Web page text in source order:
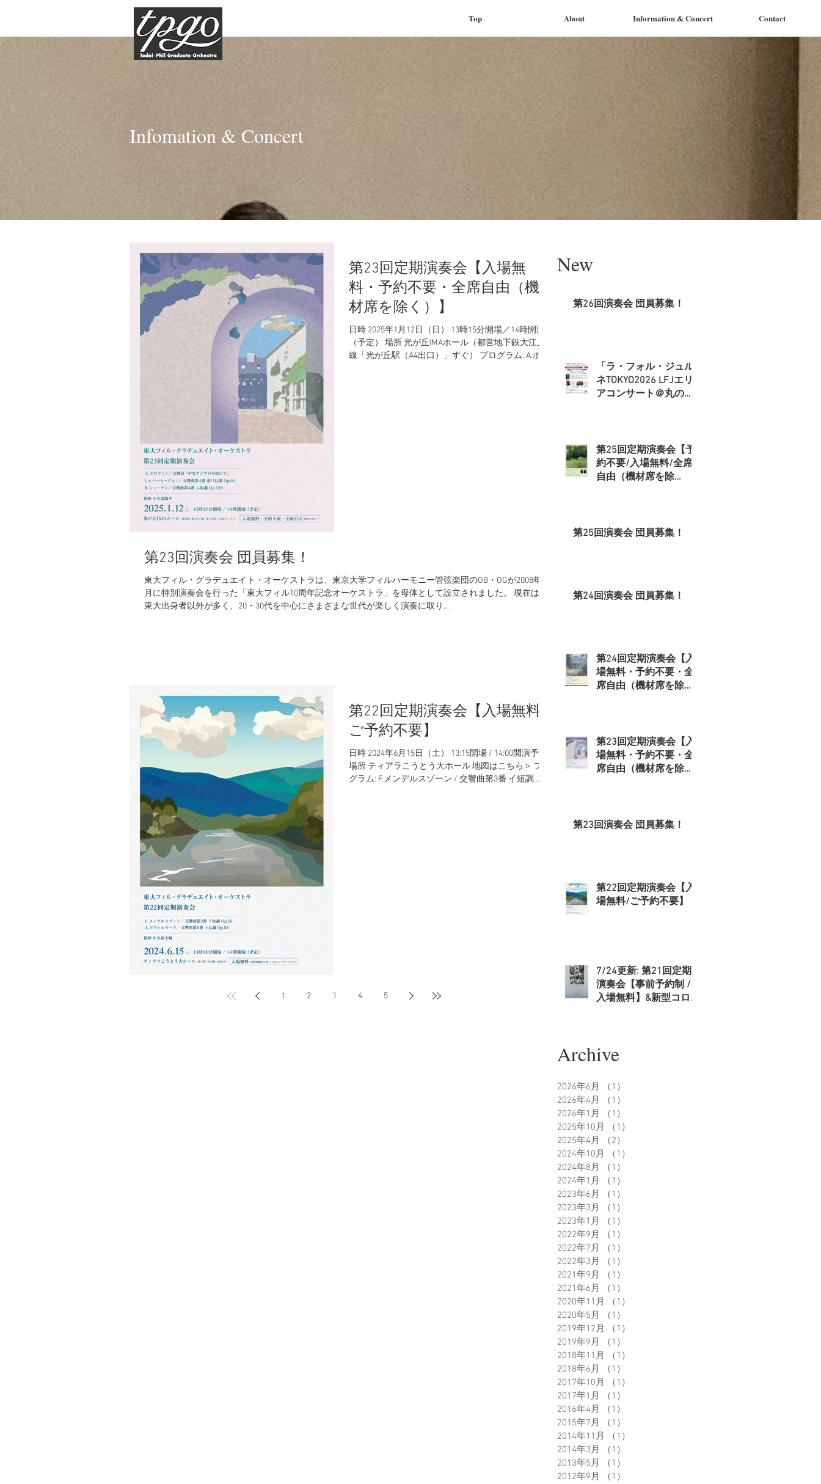
Top About Information & Concert Contact
Infomation & Concert
New
第26回演奏会 団員募集！
「ラ・フォル・ジュル
ネTOKYO2026 LFJエリ
アコンサート＠丸の
第25回定期演奏会【予
約不要/入場無料/全席
自由（機材席を除
第25回演奏会 団員募集！
第24回演奏会 団員募集！
第24回定期演奏会【入
場無料・予約不要・全
席自由（機材席を除
第23回定期演奏会【入
場無料・予約不要・全
席自由（機材席を除
第23回演奏会 団員募集！
第22回定期演奏会【入
場無料/ご予約不要】
7/24更新: 第21回定期
演奏会【事前予約制 /
入場無料】&新型コロ
​Archive
2026年6月 （1）
2026年4月
（1）
2026年1月
（1）
2025年10月
（1）
2025年4月
（2）
2024年10月
（1）
2024年8月
（1）
2024年1月
（1）
2023年6月
（1）
2023年3月
（1）
2023年1月
（1）
2022年9月
（1）
2022年7月
（1）
2022年3月
（1）
2021年9月
（1）
2021年6月
（1）
2020年11月
（1）
2020年5月
（1）
2019年12月
（1）
2019年9月
（1）
2018年11月
（1）
2018年6月
（1）
2017年10月
（1）
2017年1月
（1）
2016年4月
（1）
2015年7月
（1）
2014年11月
（1）
2014年3月
（1）
2013年5月
（1）
2012年9月
（1）
第23回定期演奏会【入場無
料・予約不要・全席自由（機
材席を除く）】
日時 2025年1月12日（日） 13時15分開場／14時開演
（予定） 場所 光が丘IMAホール（都営地下鉄大江戸
線「光が丘駅（A4出口）」すぐ） プログラム: A.ボロ
第23回演奏会 団員募集！
東大フィル・グラデュエイト・オーケストラは、東京大学フィルハーモニー管弦楽団のOB・OGが2008年9
月に特別演奏会を行った「東大フィル10周年記念オーケストラ」を母体として設立されました。 現在は、
東大出身者以外が多く、20・30代を中心にさまざまな世代が楽しく演奏に取り...
第22回定期演奏会【入場無料/
ご予約不要】
日時 2024年6月15日（土） 13:15開場 / 14:00開演予定
場所 ティアラこうとう大ホール 地図はこちら＞ プロ
グラム: F.メンデルスゾーン / 交響曲第3番 イ短調
1 2 3 4 5